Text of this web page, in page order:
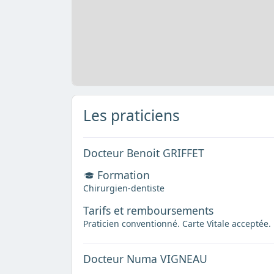
Les praticiens
Docteur Benoit GRIFFET
Formation
Chirurgien-dentiste
Tarifs et remboursements
Praticien conventionné. Carte Vitale acceptée.
Docteur Numa VIGNEAU